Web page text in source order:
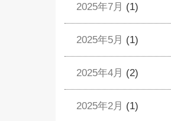
2025年7月 (1)
2025年5月 (1)
2025年4月 (2)
2025年2月 (1)